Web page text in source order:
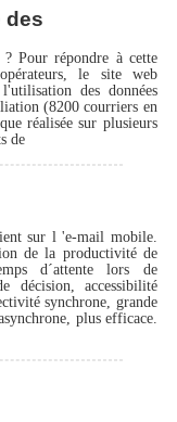
des
Pour répondre à cette
le site web
des données
(8200 courriers en
réalisée sur plusieurs
de
sur l 'e-mail mobile.
de la productivité de
d´attente lors de
décision, accessibilité
synchrone, grande
plus efficace.